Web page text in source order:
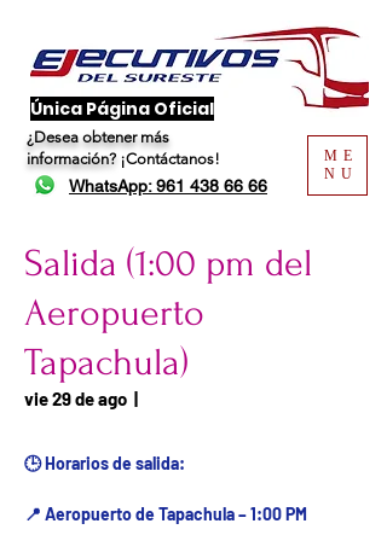
​Única Página Oficial
¿Desea obtener más
información? ¡Contáctanos!
WhatsApp: 961 438 66 66
ME
NU
Salida (1:00 pm del
Aeropuerto
Tapachula)
vie 29 de ago
  |
🕒 Horarios de salida:
📍 Aeropuerto de Tapachula – 1:00 PM